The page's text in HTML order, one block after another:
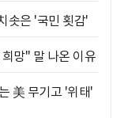
솟은 '국민 횟감'
망" 말 나온 이유
美 무기고 '위태'